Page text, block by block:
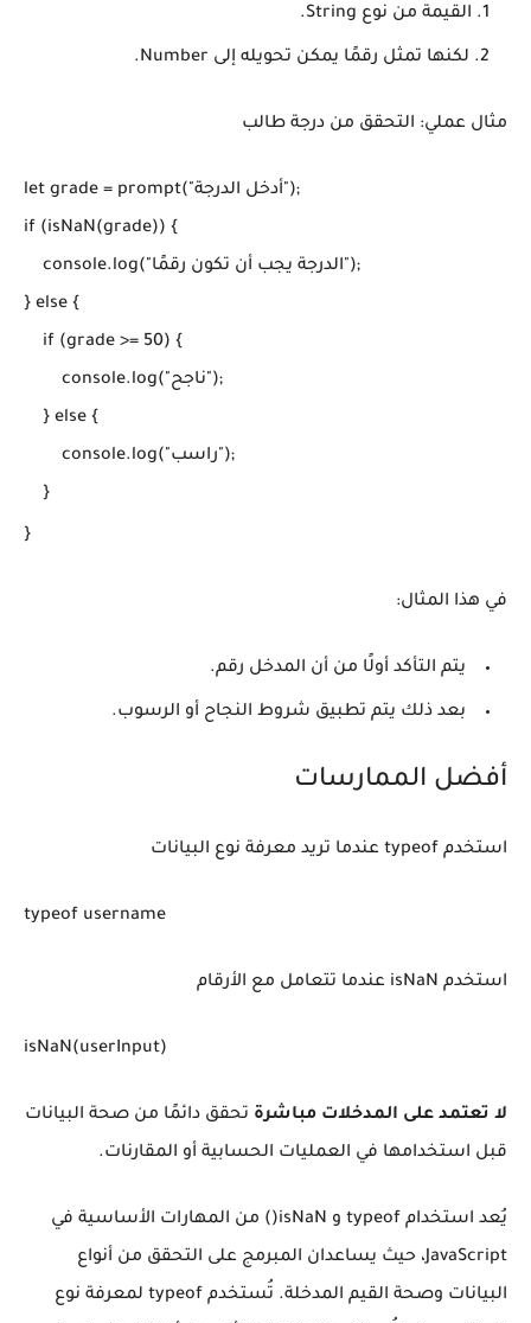
القيمة من نوع String.
لكنها تمثل رقمًا يمكن تحويله إلى Number.
مثال عملي: التحقق من درجة طالب
let grade = prompt("أدخل الدرجة");
if (isNaN(grade)) {
    console.log("الدرجة يجب أن تكون رقمًا");
} else {
    if (grade >= 50) {
        console.log("ناجح");
    } else {
        console.log("راسب");
    }
}
في هذا المثال:
يتم التأكد أولًا من أن المدخل رقم.
بعد ذلك يتم تطبيق شروط النجاح أو الرسوب.
أفضل الممارسات
استخدم typeof عندما تريد معرفة نوع البيانات
typeof username
استخدم isNaN عندما تتعامل مع الأرقام
isNaN(userInput)
لا تعتمد على المدخلات مباشرة تحقق دائمًا من صحة البيانات
قبل استخدامها في العمليات الحسابية أو المقارنات.
يُعد استخدام typeof و isNaN() من المهارات الأساسية في
JavaScript، حيث يساعدان المبرمج على التحقق من أنواع
البيانات وصحة القيم المدخلة. تُستخدم typeof لمعرفة نوع